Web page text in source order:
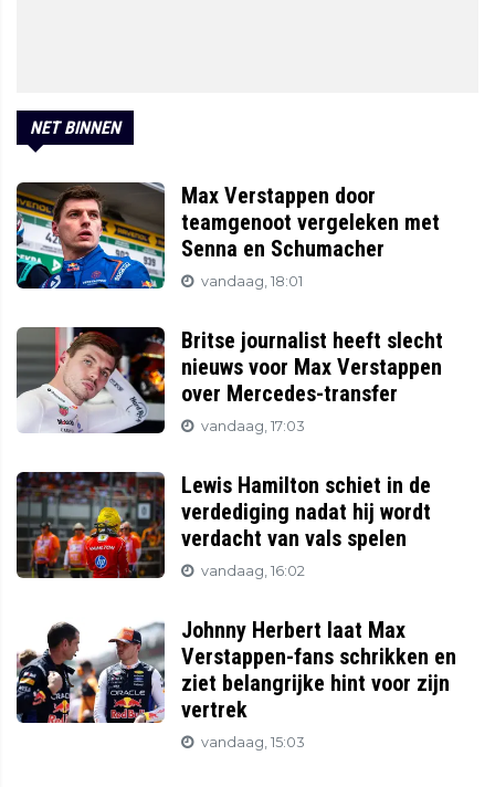
NET BINNEN
Max Verstappen door
teamgenoot vergeleken met
Senna en Schumacher
vandaag, 18:01
Britse journalist heeft slecht
nieuws voor Max Verstappen
over Mercedes-transfer
vandaag, 17:03
Lewis Hamilton schiet in de
verdediging nadat hij wordt
verdacht van vals spelen
vandaag, 16:02
Johnny Herbert laat Max
Verstappen-fans schrikken en
ziet belangrijke hint voor zijn
vertrek
vandaag, 15:03